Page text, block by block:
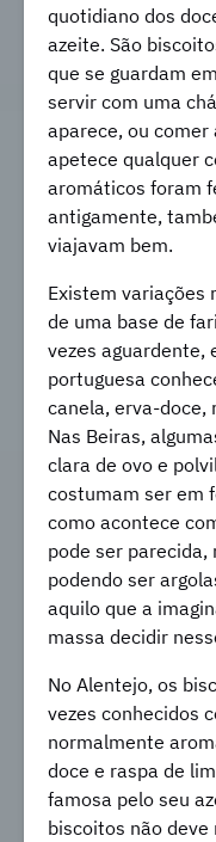
quotidiano dos
azeite. São
que se guardam
servir com uma
aparece, ou
apetece qualquer
aromáticos foram
antigamente,
viajavam bem.
Existem variações
de uma base de
vezes aguardente,
portuguesa
canela, erva-doce,
Nas Beiras,
clara de ovo e
costumam ser em
como acontece
pode ser
podendo ser
aquilo que a
massa decidir
No Alentejo, os
vezes conhecidos
normalmente
doce e raspa de
famosa pelo seu
biscoitos não